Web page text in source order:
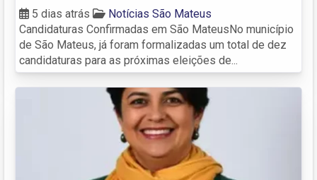
homologadas para as Eleições de 2026
5 dias atrás
Notícias São Mateus
Candidaturas Confirmadas em São MateusNo município
de São Mateus, já foram formalizadas um total de dez
candidaturas para as próximas eleições de...